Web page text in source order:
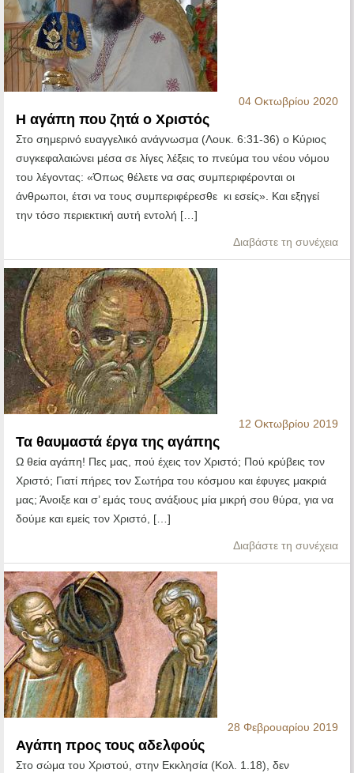
04 Οκτωβρίου 2020
Η αγάπη που ζητά ο Χριστός
Στο σημερινό ευαγγελικό ανάγνωσμα (Λουκ. 6:31-36) ο Κύριος
συγκεφαλαιώνει μέσα σε λίγες λέξεις το πνεύμα του νέου νόμου
του λέγοντας: «Όπως θέλετε να σας συμπεριφέρονται οι
άνθρωποι, έτσι να τους συμπεριφέρεσθε κι εσείς». Και εξηγεί
την τόσο περιεκτική αυτή εντολή […]
Διαβάστε τη συνέχεια
12 Οκτωβρίου 2019
Τα θαυμαστά έργα της αγάπης
Ω θεία αγάπη! Πες μας, πού έχεις τον Χριστό; Πού κρύβεις τον
Χριστό; Γιατί πήρες τον Σωτήρα του κόσμου και έφυγες μακριά
μας; Άνοιξε και σ’ εμάς τους ανάξιους μία μικρή σου θύρα, για να
δούμε και εμείς τον Χριστό, […]
Διαβάστε τη συνέχεια
28 Φεβρουαρίου 2019
Αγάπη προς τους αδελφούς
Στο σώμα του Χριστού, στην Εκκλησία (Κολ. 1.18), δεν